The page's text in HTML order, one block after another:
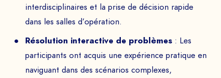
interdisciplinaires et la prise de décision rapide
dans les salles d’opération.
Résolution interactive de problèmes : Les
participants ont acquis une expérience pratique en
naviguant dans des scénarios complexes,